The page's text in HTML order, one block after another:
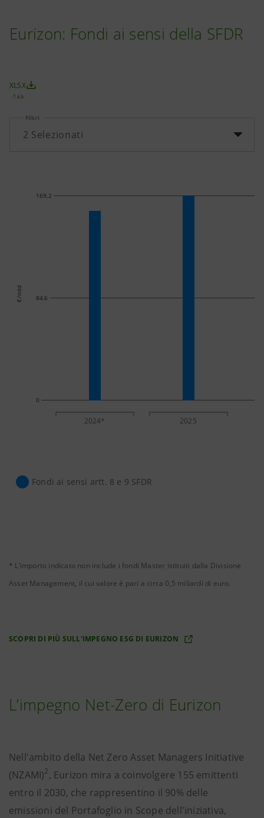
Eurizon: Fondi ai sensi della SFDR
XLSX
-1 kb
Filtri
2 Selezionati
€/mld
169,2
84,6
0
2024* 2025
Fondi ai sensi artt. 8 e 9 SFDR
* L’importo indicato non include i fondi Master istituiti dalla Divisione
Asset Management, il cui valore è pari a circa 0,5 miliardi di euro.
SCOPRI DI PIÙ SULL'IMPEGNO ESG DI EURIZON
L’impegno Net-Zero di Eurizon
Nell'ambito della Net Zero Asset Managers Initiative
(NZAMI)2, Eurizon mira a coinvolgere 155 emittenti
entro il 2030, che rappresentino il 90% delle
emissioni del Portafoglio in Scope dell'iniziativa,